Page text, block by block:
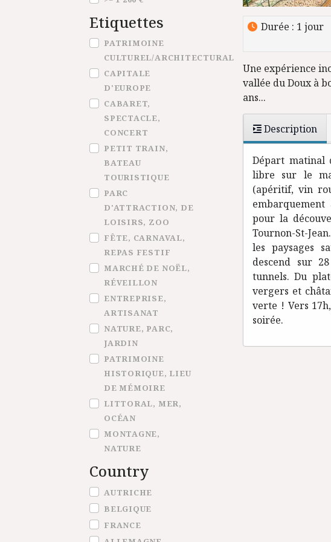
Etiquettes
Etiquettes
PATRIMOINE
CULTUREL/ARCHITECTURAL
CAPITALE
D'EUROPE
CABARET,
SPECTACLE,
CONCERT
PETIT TRAIN,
BATEAU
TOURISTIQUE
PARC
D'ATTRACTION, DE
LOISIRS, ZOO
FÊTE, CARNAVAL,
REPAS FESTIF
MARCHÉ DE NOËL,
RÉVEILLON
ENTREPRISE,
ARTISANAT
NATURE, PARC,
JARDIN
PATRIMOINE
HISTORIQUE, LIEU
DE MÉMOIRE
LITTORAL, MER,
OCÉAN
MONTAGNE,
NATURE
Country
Country
AUTRICHE
BELGIQUE
FRANCE
Durée : 1 jour
Une expérience
vallée du Doux à
ans...
Description
Départ matinal
libre sur le
(apéritif, vin
pour la
Tournon-St-
les paysages
descend sur
tunnels. Du
vergers et
verte ! Vers
soirée.